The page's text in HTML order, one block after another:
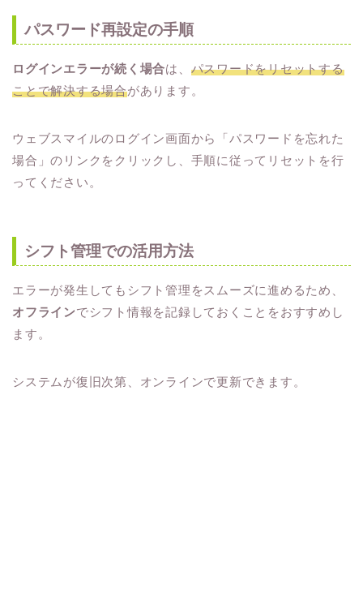
パスワード再設定の手順
ログインエラーが続く場合は、 パスワードをリセットする
ことで解決する場合があります。
ウェブスマイルのログイン画面から「パスワードを忘れた
場合」のリンクをクリックし、手順に従ってリセットを行
ってください。
シフト管理での活用方法
エラーが発生してもシフト管理をスムーズに進めるため、
オフラインでシフト情報を記録しておくことをおすすめし
ます。
システムが復旧次第、オンラインで更新できます。